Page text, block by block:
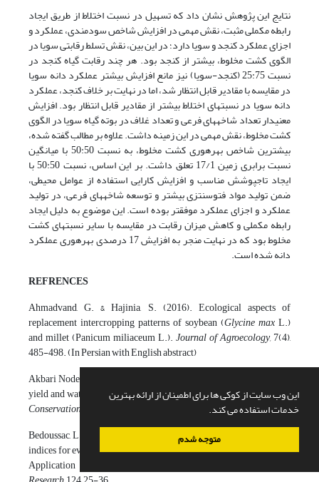
این وب سایت از کوکی ها برای اطمینان از ارائه بهترین
خدمات استفاده می کند.
متوجه شدم
نتایج این پژوهش نشان داد که تسهیل در نسبت اختلاط از طریق ایجاد
رابطه مکملی مثبت، نقش مهمی در افزایش شاخص سودمندی، عملکرد و
اجزای عملکرد کنجد و سویا دارد؛ در این بین، نقش تسلط رقابتی سویا در
الگوی کشت مخلوط، بیشتر از کنجد بود. هر چند رقابت گیاه کنجد در
نسبت 25:75 (کنجد-سویا) نیز مانع افزایش بیشتر عملکرد دانه سویا
در مقایسه با مقادیر قابل انتظار شد، اما در نهایت بر خلاف کنجد، عملکرد
دانه سویا در نسبت­های اختلاط بیشتر از مقادیر قابل انتظار بود. افزایش
معنی­دار تعداد شاخه­های فرعی و تعداد غلاف در بوته گیاه سویا در الگوی
کشت مخلوط، نقش مهمی در این زمینه داشت. علاوه بر مطالب گفته شده،
بیشترین شاخص بهره­وری کشت مخلوط، به نسبت 50:50 با میانگین
نسبت برابری زمین 17/1 تعلق داشت. بر این اساس، نسبت 50:50 با
ایجاد تاج­پوشش مناسب و افزایش کارایی استفاده از عوامل محیطی،
ضمن تولید مواد فتوسنتزی بیشتر و توسعه شاخه­های فرعی، در تولید
عملکرد و اجزای عملکرد موفق­تر بوده است. این موضوع به دلیل ایجاد
رابطه مکملی و کاهش میزان رقابت در مقایسه با سایر نسبت­های کشت
مخلوط بود که در نهایت منجر به افزایش 17 درصدی بهره­وری عملکرد
دانه شده است.
REFRENCES
Ahmadvand, G. & Hajinia, S. (2016). Ecological aspects of
replacement intercropping patterns of soybean (Glycine maxL.)
and millet (Panicum miliaceum L.).Journal of Agroecology,7(4),
485-498. (In Persian with English abstract)
Akbari Nodehi, E (2012). Assessing the relations between soybean
yield and water consumption.Journal of Water and Soil Resources
Conservation,
1(2), 51-59. (In Persian with English abstract)
Bedoussac, L. & Justec, E. (2011). A comparison of commonly used
indices for evaluating species interactions and intercrop efficiency:
Application to durum wheat–winter pea intercrops.